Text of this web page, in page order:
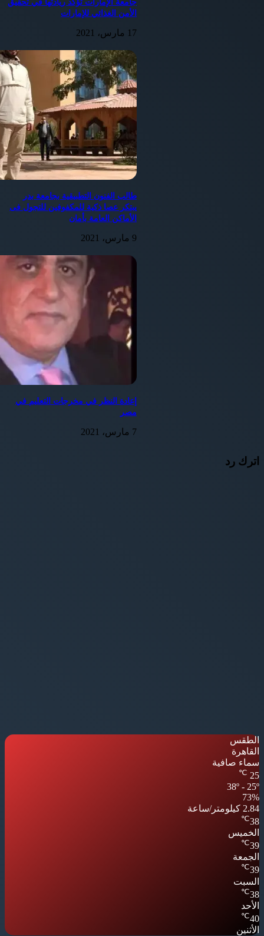
جامعة الإمارات تؤكد ريادتها في تحقيق
الأمن الغذائي للإمارات
17 مارس، 2021
طالب الفنون التطبيقية بجامعة بدر
يبتكر عصا ذكية للمكفوفين للتجول فى
الأماكن العامة بأمان
9 مارس، 2021
إعادة النظر في مخرجات التعليم في
مصر
7 مارس، 2021
اترك رد
الطقس
القاهرة
سماء صافية
25
℃
38º - 25º
73%
2.84 كيلومتر/ساعة
38
℃
الخميس
39
℃
الجمعة
39
℃
السبت
38
℃
الأحد
40
℃
الأثنين